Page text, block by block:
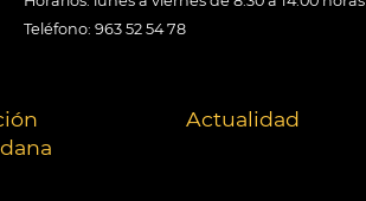
Teléfono: 963 52 54 78
Actualidad